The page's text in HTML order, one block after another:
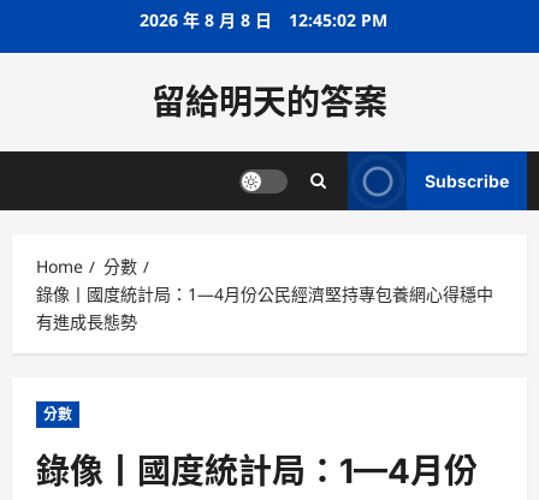
2026 年 8 月 8 日 12:45:03 PM
留給明天的答案
Subscribe
Home
分數
錄像丨國度統計局：1—4月份公民經濟堅持專包養網心得穩中
有進成長態勢
分數
錄像丨國度統計局：1—4月份